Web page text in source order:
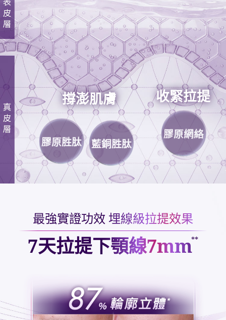
膠原胜肽 藍銅胜肽
膠原網絡
撐澎肌膚 收緊拉提
最強實證功效 埋線級拉提效果
7天拉提下顎線7mm**